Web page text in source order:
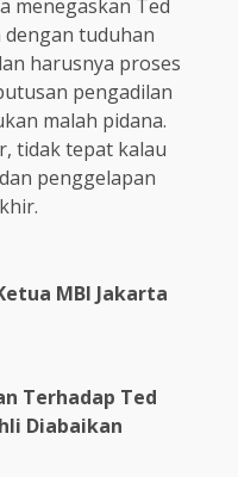
menegaskan Ted
dengan tuduhan
harusnya proses
pengadilan
malah pidana.
tidak tepat kalau
penggelapan
MBI Jakarta
Terhadap Ted
Diabaikan